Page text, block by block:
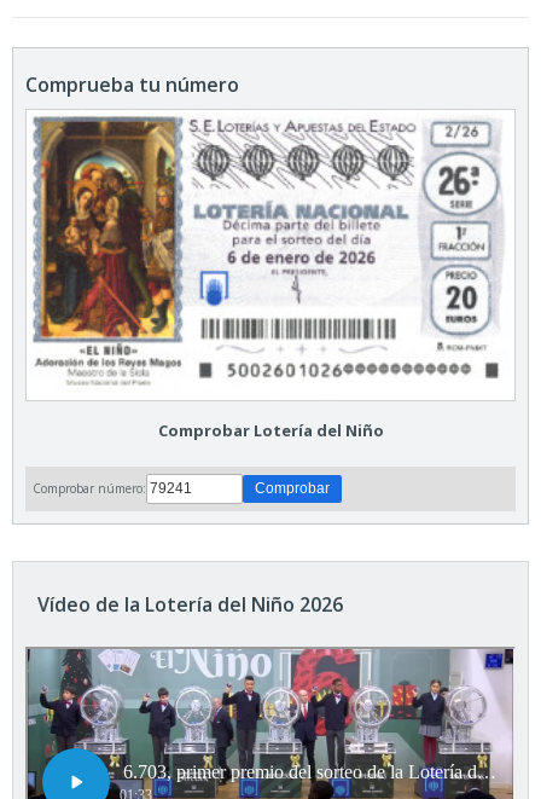
Comprueba tu número
Comprobar Lotería del Niño
Comprobar número:
Vídeo de la Lotería del Niño 2026